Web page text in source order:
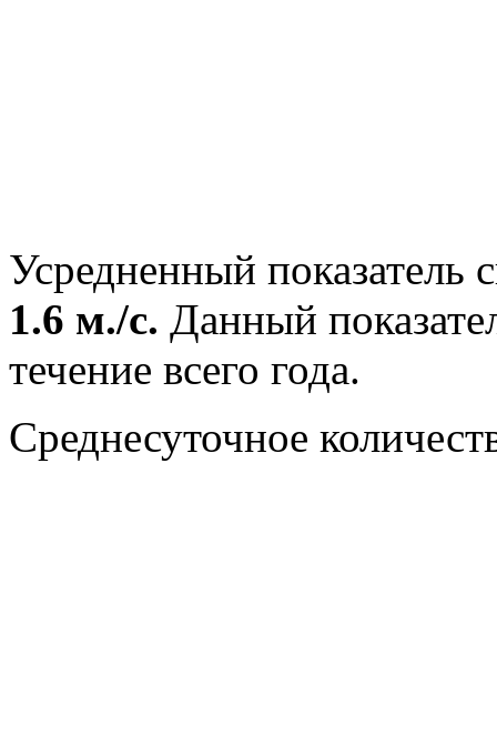
Усредненный показатель
1.6 м./с. Данный
течение всего года.
Среднесуточное